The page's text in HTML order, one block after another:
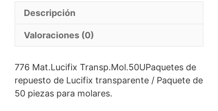
Descripción
Valoraciones (0)
776 Mat.Lucifix Transp.Mol.50UPaquetes de
repuesto de Lucifix transparente / Paquete de
50 piezas para molares.